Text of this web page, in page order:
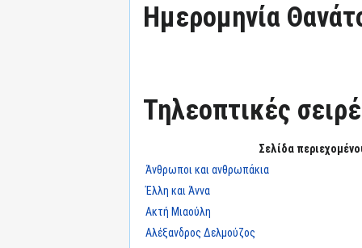
Ημερομηνία
Τηλεοπτικές
Σελίδα
Άνθρωποι και ανθρωπάκια
Έλλη και Άννα
Ακτή Μιαούλη
Αλέξανδρος Δελμούζος